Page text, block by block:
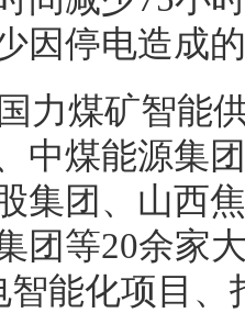
因停电造成
力煤矿智能
中煤能源集
集团、山西
团等20余家
智能化项目